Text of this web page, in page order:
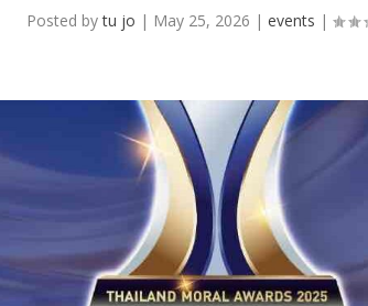
Posted bytu jo | May 25, 2026 | events |